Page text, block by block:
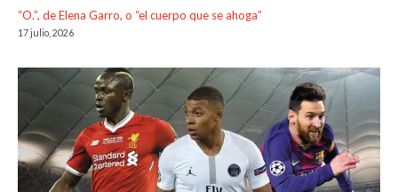
“O.”, de Elena Garro, o “el cuerpo que se ahoga”
17 julio, 2026